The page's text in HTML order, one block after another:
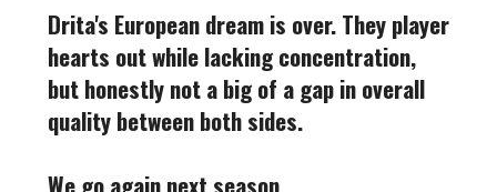
Drita's European dream is over. They player
hearts out while lacking concentration,
but honestly not a big of a gap in overall
quality between both sides.
We go again next season.